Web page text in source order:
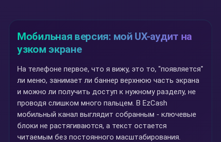
Мобильная версия: мой UX-аудит на
узком экране
На телефоне первое, что я вижу, это то, "появляется"
ли меню, занимает ли баннер верхнюю часть экрана
и можно ли получить доступ к нужному разделу, не
проводя слишком много пальцем. В EzCash
мобильный канал выглядит собранным - ключевые
блоки не растягиваются, а текст остается
читаемым без постоянного масштабирования.